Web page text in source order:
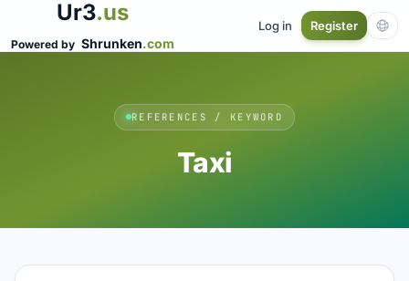
Ur3.us
Powered by Shrunken.com
Log in Register
REFERENCES / KEYWORD
Taxi